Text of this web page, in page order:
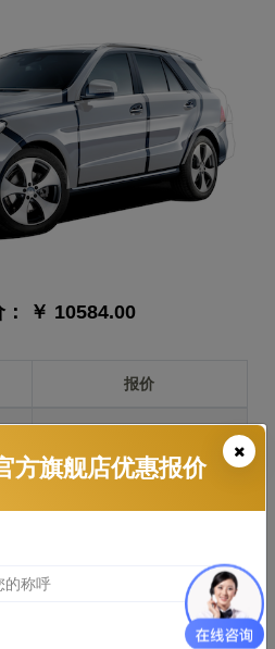
￥ 10584.00
报价
￥2191.00
￥2470.00
方旗舰店优惠报价